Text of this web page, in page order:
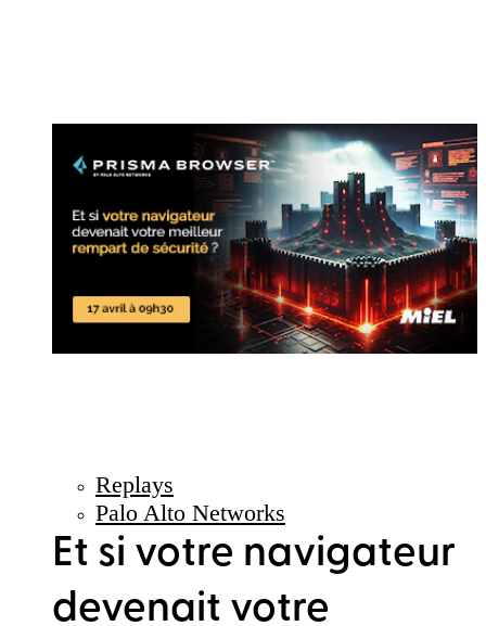
Replays
Palo Alto Networks
Et si votre navigateur
devenait votre